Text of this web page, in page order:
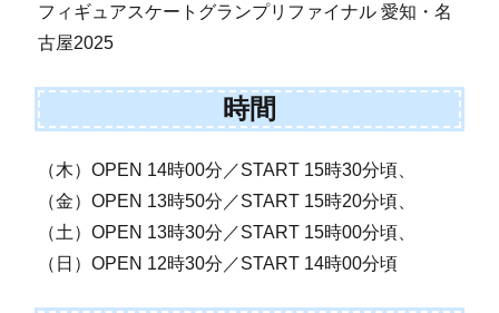
フィギュアスケートグランプリファイナル 愛知・名
古屋2025
時間
（木）OPEN 14時00分／START 15時30分頃、
（金）OPEN 13時50分／START 15時20分頃、
（土）OPEN 13時30分／START 15時00分頃、
（日）OPEN 12時30分／START 14時00分頃